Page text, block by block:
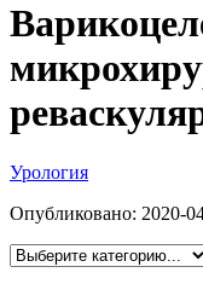
Урология
Опубликовано: 2020-